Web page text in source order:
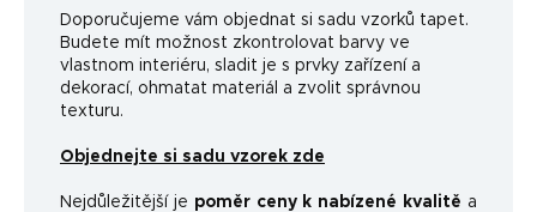
Doporučujeme vám objednat si sadu vzorků tapet.
Budete mít možnost zkontrolovat barvy ve
vlastnom interiéru, sladit je s prvky zařízení a
dekorací, ohmatat materiál a zvolit správnou
texturu.
Objednejte si sadu vzorek zde
Nejdůležitější je poměr ceny k nabízené kvalitě a